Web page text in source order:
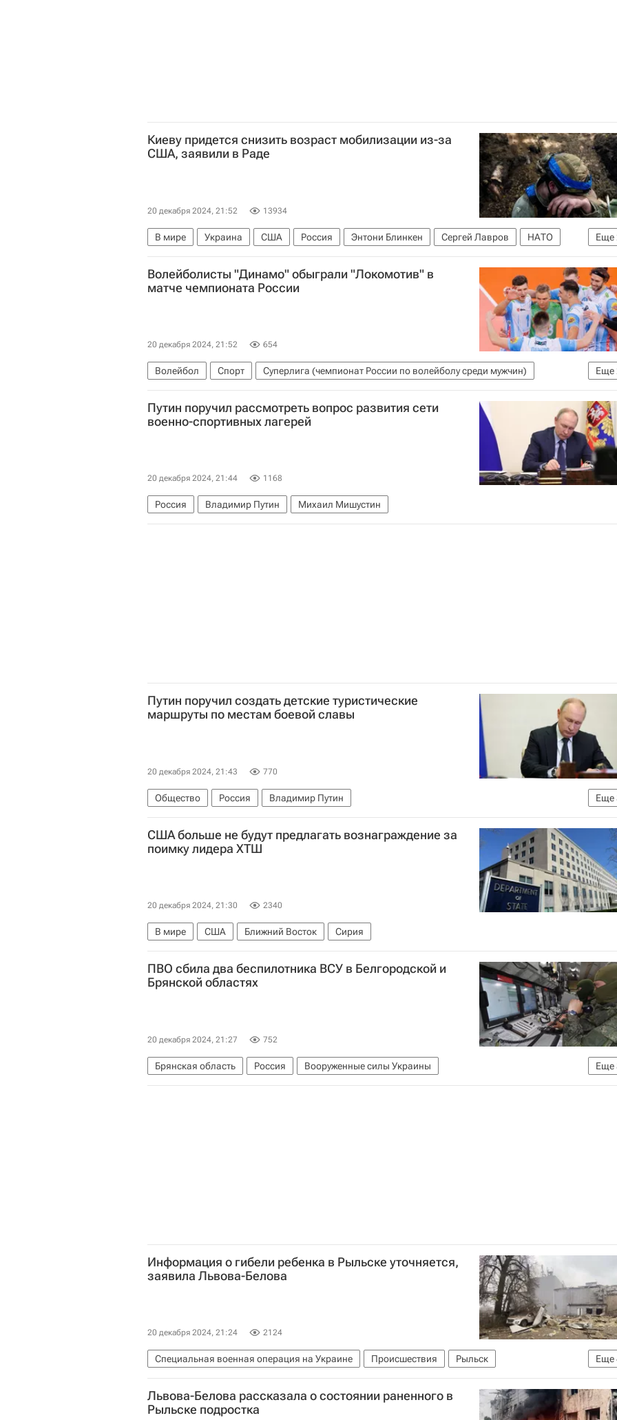
Киеву придется снизить возраст мобилизации из-за
США, заявили в Раде
20 декабря 2024, 21:52 13934
Еще
В мире Украина США Россия Энтони Блинкен Сергей Лавров
НАТО
Верховная Рада Украины
Вооруженные силы Украины
Волейболисты "Динамо" обыграли "Локомотив" в
матче чемпионата России
20 декабря 2024, 21:52 654
Еще
Волейбол Спорт
Суперлига (чемпионат России по волейболу среди мужчин)
Динамо (Москва)
Локомотив (Новосибирск)
Путин поручил рассмотреть вопрос развития сети
военно-спортивных лагерей
20 декабря 2024, 21:44 1168
Россия Владимир Путин Михаил Мишустин
Путин поручил создать детские туристические
маршруты по местам боевой славы
20 декабря 2024, 21:43 770
Еще
Общество Россия
Владимир Путин
Российское военно-историческое общество (РВИО)
Социальный навигатор
Детские вопросы
США больше не будут предлагать вознаграждение за
поимку лидера ХТШ
20 декабря 2024, 21:30 2340
В мире США Ближний Восток Сирия
ПВО сбила два беспилотника ВСУ в Белгородской и
Брянской областях
20 декабря 2024, 21:27 752
Еще
Брянская область Россия
Вооруженные силы Украины
Специальная военная операция на Украине
Министерство обороны РФ (Минобороны РФ)
Информация о гибели ребенка в Рыльске уточняется,
заявила Львова-Белова
20 декабря 2024, 21:24 2124
Еще
Специальная военная операция на Украине Происшествия
Рыльск
Курская область
Россия Мария Львова-Белова Вооруженные силы Украины
Львова-Белова рассказала о состоянии раненного в
Рыльске подростка